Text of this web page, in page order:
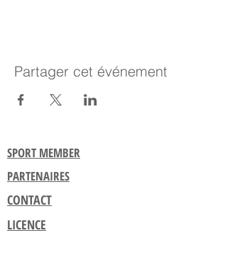
Partager cet événement
SPORT MEMBER
PARTENAIRES
CONTACT
LICENCE